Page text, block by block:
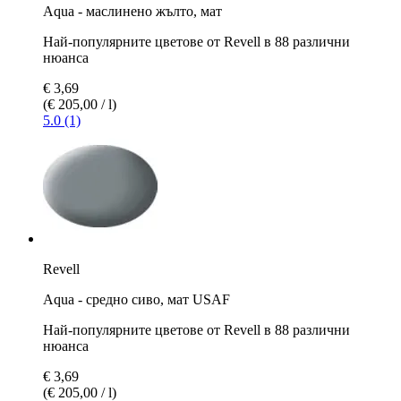
Aqua - маслинено жълто, мат
Най-популярните цветове от Revell в 88 различни
нюанса
€ 3,69
(€ 205,00 / l)
5.0 (1)
Revell
Aqua - средно сивo, мат USAF
Най-популярните цветове от Revell в 88 различни
нюанса
€ 3,69
(€ 205,00 / l)